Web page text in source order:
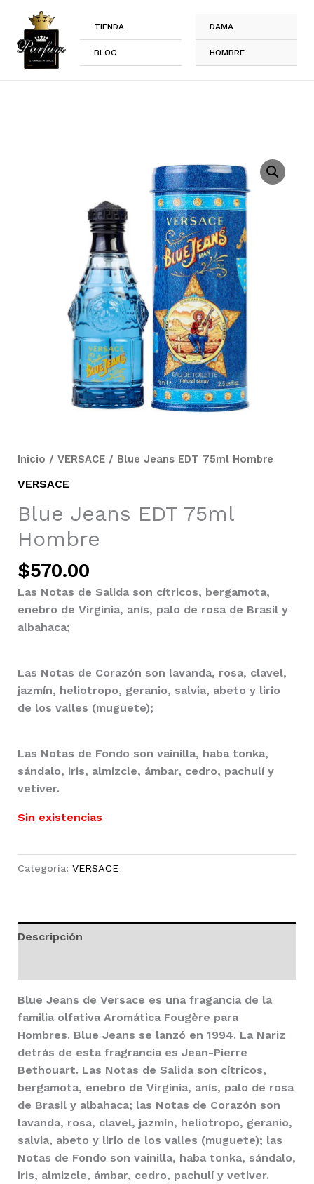
contenido
TIENDA
BLOG
DAMA
HOMBRE
Inicio / VERSACE/ Blue Jeans EDT 75ml Hombre
VERSACE
Blue Jeans EDT 75ml
Hombre
$570.00
Las Notas de Salida son cítricos, bergamota,
enebro de Virginia, anís, palo de rosa de Brasil y
albahaca;
Las Notas de Corazón son lavanda, rosa, clavel,
jazmín, heliotropo, geranio, salvia, abeto y lirio
de los valles (muguete);
Las Notas de Fondo son vainilla, haba tonka,
sándalo, iris, almizcle, ámbar, cedro, pachulí y
vetiver.
Sin existencias
Categoría: VERSACE
Descripción
Blue Jeans de Versace es una fragancia de la
familia olfativa Aromática Fougère para
Hombres. Blue Jeans se lanzó en 1994. La Nariz
detrás de esta fragrancia es Jean-Pierre
Bethouart. Las Notas de Salida son cítricos,
bergamota, enebro de Virginia, anís, palo de rosa
de Brasil y albahaca; las Notas de Corazón son
lavanda, rosa, clavel, jazmín, heliotropo, geranio,
salvia, abeto y lirio de los valles (muguete); las
Notas de Fondo son vainilla, haba tonka, sándalo,
iris, almizcle, ámbar, cedro, pachulí y vetiver.